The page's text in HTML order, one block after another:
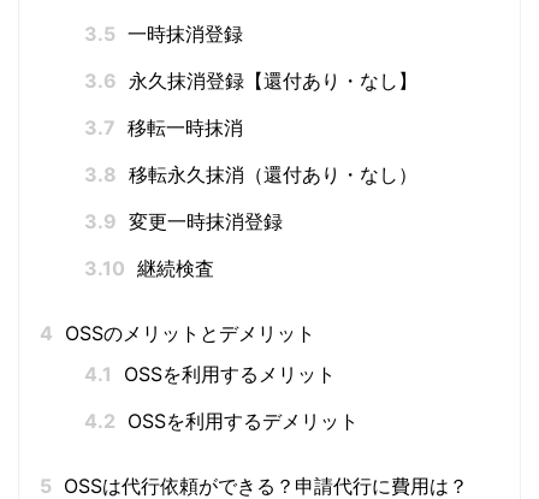
3.5 一時抹消登録
3.6 永久抹消登録【還付あり・なし】
3.7 移転一時抹消
3.8 移転永久抹消（還付あり・なし）
3.9 変更一時抹消登録
3.10 継続検査
4 OSSのメリットとデメリット
4.1
OSSを利用するメリット
4.2 OSSを利用するデメリット
5 OSSは代行依頼ができる？申請代行に費用は？